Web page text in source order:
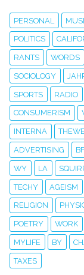
PERSONAL
POLITICS
RANTS WORDS
SOCIOLOGY
SPORTS RADIO
CONSUMERISM
INTERNA
ADVERTISING
WY LA
TECHY AGEISM
RELIGION
POETRY WORK
MYLIFE BY
TAXES